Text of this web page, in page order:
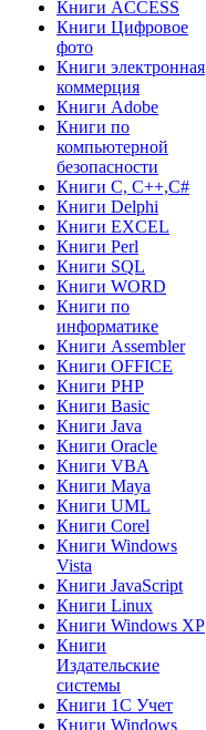
Книги ACCESS
Книги Цифровое
фото
Книги электронная
коммерция
Книги Adobe
Книги по
компьютерной
безопасности
Книги C, C++,С#
Книги Delphi
Книги EXCEL
Книги Perl
Книги SQL
Книги WORD
Книги по
информатике
Книги Assembler
Книги OFFICE
Книги PHP
Книги Basic
Книги Java
Книги Oracle
Книги VBA
Книги Maya
Книги UML
Книги Corel
Книги Windows
Vista
Книги JavaScript
Книги Linux
Книги Windows XP
Книги
Издательские
системы
Книги 1C Учет
Книги Windows